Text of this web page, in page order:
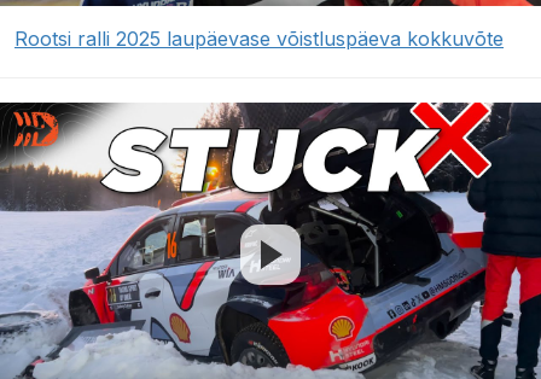
Rootsi ralli 2025 laupäevase võistluspäeva kokkuvõte